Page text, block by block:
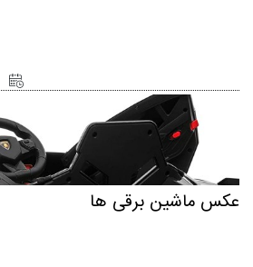
عکس ماشین برقی ها